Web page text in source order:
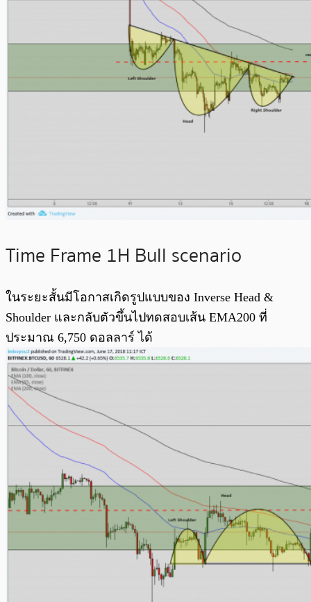
Time Frame 1H Bull scenario
ในระยะสั้นมีโอกาสเกิดรูปแบบของ Inverse Head &
Shoulder และกลับตัวขึ้นไปทดสอบเส้น EMA200 ที่
ประมาณ 6,750 ดอลลาร์ ได้